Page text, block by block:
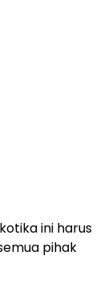
ini harus
pihak